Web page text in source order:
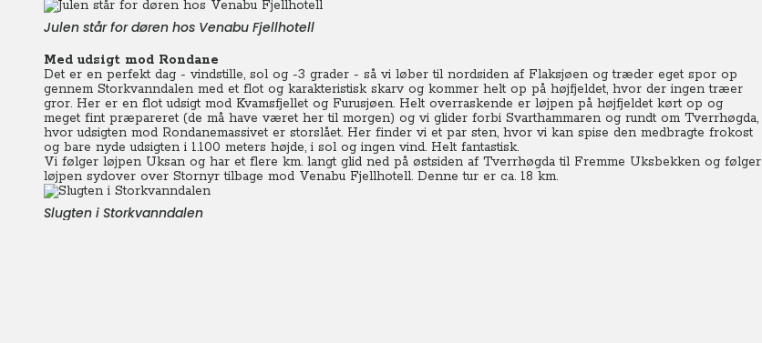
Julen står for døren hos Venabu Fjellhotell
Med udsigt mod Rondane
Det er en perfekt dag - vindstille, sol og -3 grader - så vi løber til nordsiden af Flaksjøen og træder eget spor op
gennem Storkvanndalen med et flot og karakteristisk skarv og kommer helt op på højfjeldet, hvor der ingen træer
gror. Her er en flot udsigt mod Kvamsfjellet og Furusjøen. Helt overraskende er løjpen på højfjeldet kørt op og
meget fint præpareret (de må have været her til morgen) og vi glider forbi Svarthammaren og rundt om Tverrhøgda,
hvor udsigten mod Rondanemassivet er storslået. Her finder vi et par sten, hvor vi kan spise den medbragte frokost
og bare nyde udsigten i 1.100 meters højde, i sol og ingen vind. Helt fantastisk.
Vi følger løjpen Uksan og har et flere km. langt glid ned på østsiden af Tverrhøgda til Fremme Uksbekken og følger
løjpen sydover over Stornyr tilbage mod Venabu Fjellhotell. Denne tur er ca. 18 km.
Slugten i Storkvanndalen